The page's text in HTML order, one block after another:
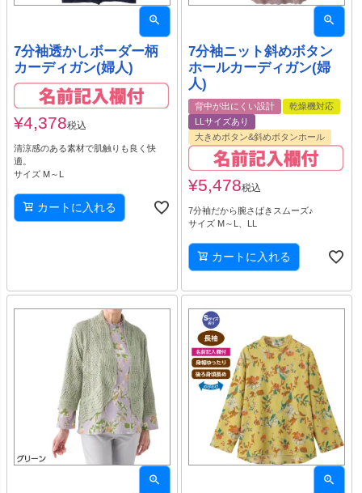
7分袖透かしボーダー柄
カーディガン(婦人)
¥4,378税込
清涼感のある素材で肌触りも良く快
適。
サイズ M～L
カートに入れる
7分袖ニット斜めボタン
ホールカーディガン(婦
人)
背中が出にくい設計
乾燥機対応
LLサイズあり
大きめボタン&斜めボタンホール
¥5,478税込
7分袖だから腕さばきスムーズ♪
サイズ M～L、LL
カートに入れる